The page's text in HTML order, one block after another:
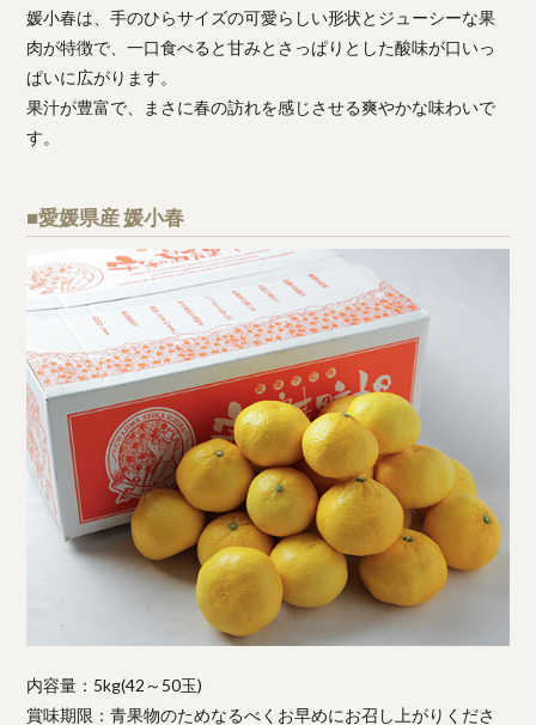
媛小春は、手のひらサイズの可愛らしい形状とジューシーな果
肉が特徴で、一口食べると甘みとさっぱりとした酸味が口いっ
ぱいに広がります。
果汁が豊富で、まさに春の訪れを感じさせる爽やかな味わいで
す。
■愛媛県産 媛小春
内容量：5kg(42～50玉)
賞味期限：青果物のためなるべくお早めにお召し上がりくださ